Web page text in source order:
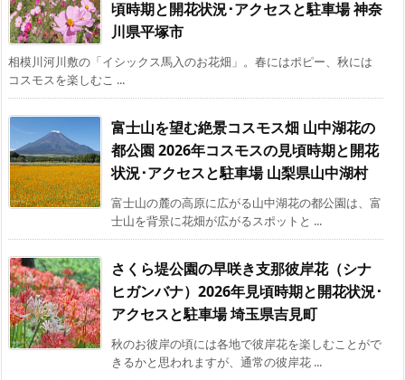
頃時期と開花状況･アクセスと駐車場 神奈
川県平塚市
相模川河川敷の「イシックス馬入のお花畑」。春にはポピー、秋には
コスモスを楽しむこ ...
富士山を望む絶景コスモス畑 山中湖花の
都公園 2026年コスモスの見頃時期と開花
状況･アクセスと駐車場 山梨県山中湖村
富士山の麓の高原に広がる山中湖花の都公園は、富
士山を背景に花畑が広がるスポットと ...
さくら堤公園の早咲き支那彼岸花（シナ
ヒガンバナ）2026年見頃時期と開花状況･
アクセスと駐車場 埼玉県吉見町
秋のお彼岸の頃には各地で彼岸花を楽しむことがで
きるかと思われますが、通常の彼岸花 ...